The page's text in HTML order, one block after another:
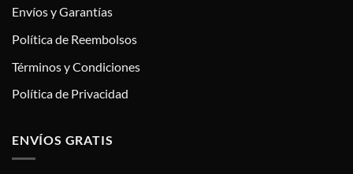
Envíos y Garantías
Política de Reembolsos
Términos y Condiciones
Política de Privacidad
ENVÍOS GRATIS